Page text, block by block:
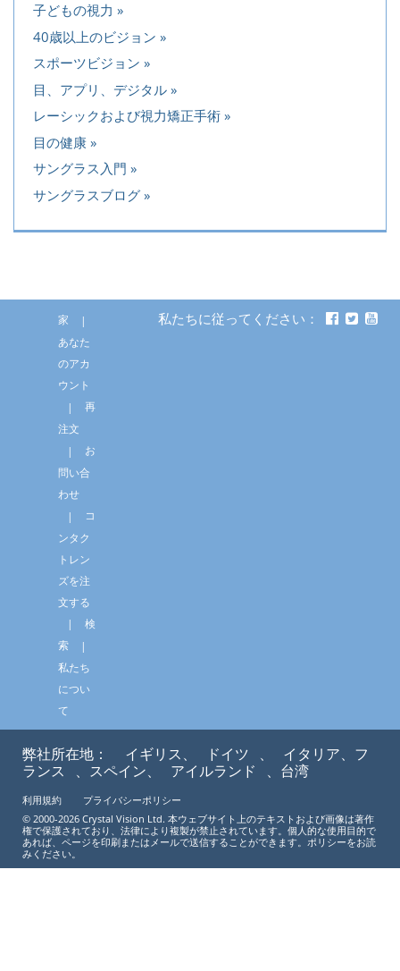
子どもの視力
40歳以上のビジョン
スポーツビジョン
目、アプリ、デジタル
レーシックおよび視力矯正手術
目の健康
サングラス入門
サングラスブログ
家
あなた
のアカ
ウント
再
注文
お
問い合
わせ
コ
ンタク
トレン
ズを注
文する
検
索
私たち
につい
て
私たちに従ってください：
弊社所在地： イギリス、 ドイツ 、
イタリア、フ
ランス
、スペイン、 アイルランド 、台湾
利用規約
プライバシーポリシー
© 2000-2026 Crystal Vision Ltd. 本ウェブサイト上のテキストおよび画像は著作
権で保護されており、法律により複製が禁止されています。個人的な使用目的で
あれば、ページを印刷またはメールで送信することができます。ポリシーをお読
みください。